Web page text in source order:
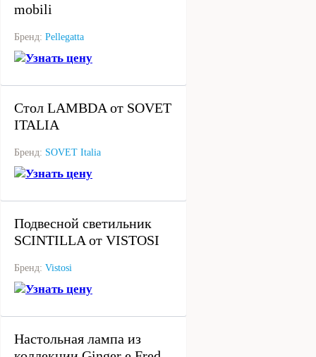
mobili
Бренд: Pellegatta
Узнать цену
Стол LAMBDA от SOVET
ITALIA
Бренд: SOVET Italia
Узнать цену
Подвесной светильник
SCINTILLA от VISTOSI
Бренд: Vistosi
Узнать цену
Настольная лампа из